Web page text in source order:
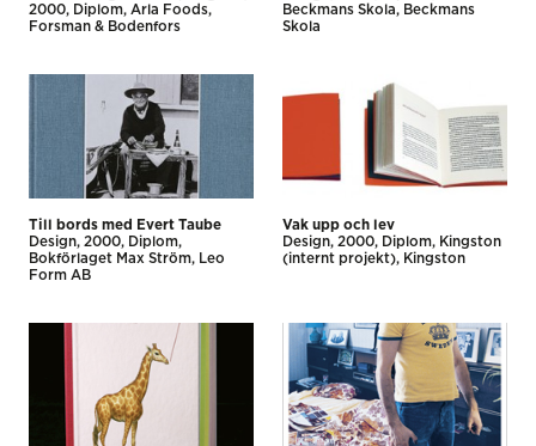
2000
Diplom
Arla Foods
Forsman & Bodenfors
Beckmans Skola
Beckmans
Skola
Till bords med Evert Taube
Design 2000
Diplom
Bokförlaget Max Ström
Leo
Form AB
Vak upp och lev
Design 2000 Diplom
Kingston
(internt projekt)
Kingston